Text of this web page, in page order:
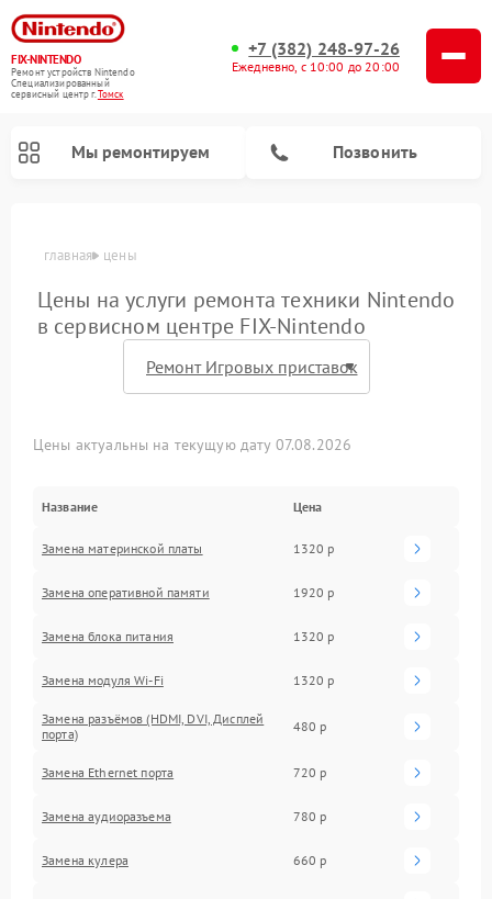
FIX-NINTENDO
Ремонт устройств Nintendo
Специализированный
cервисный центр г.Томск
+7 (382) 248-97-26
Ежедневно, с 10:00 до 20:00
Мы ремонтируем Позвонить
главная цены
Цены на услуги ремонта техники Nintendo
в сервисном центре FIX-Nintendo
Цены актуальны на текущую дату 07.08.2026
Название Цена
Замена материнской платы 1320 р
Замена оперативной памяти 1920 р
Замена блока питания 1320 р
Замена модуля Wi-Fi 1320 р
Замена разъёмов (HDMI, DVI, Дисплей
порта)
480 р
Замена Ethernet порта 720 р
Замена аудиоразъема 780 р
Замена кулера 660 р